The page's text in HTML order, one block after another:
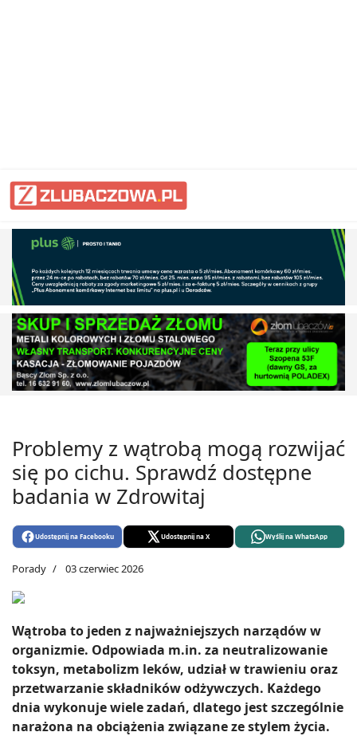
Problemy z wątrobą mogą rozwijać
się po cichu. Sprawdź dostępne
badania w Zdrowitaj
Udostępnij na Facebooku Udostępnij na X Wyślij na WhatsApp
Porady 03 czerwiec 2026
Wątroba to jeden z najważniejszych narządów w
organizmie. Odpowiada m.in. za neutralizowanie
toksyn, metabolizm leków, udział w trawieniu oraz
przetwarzanie składników odżywczych. Każdego
dnia wykonuje wiele zadań, dlatego jest szczególnie
narażona na obciążenia związane ze stylem życia.